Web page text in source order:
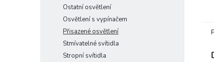
Ostatní osvětlení
Osvětlení s vypínačem
Přisazené osvětlení
Stmívatelné svítidla
Stropní svítidla